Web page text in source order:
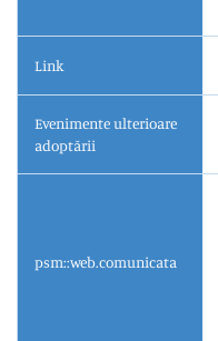
Link
Evenimente ulterioare
adoptării
psm::web.comunicata